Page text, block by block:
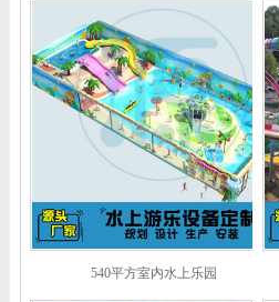
540平方室内水上乐园